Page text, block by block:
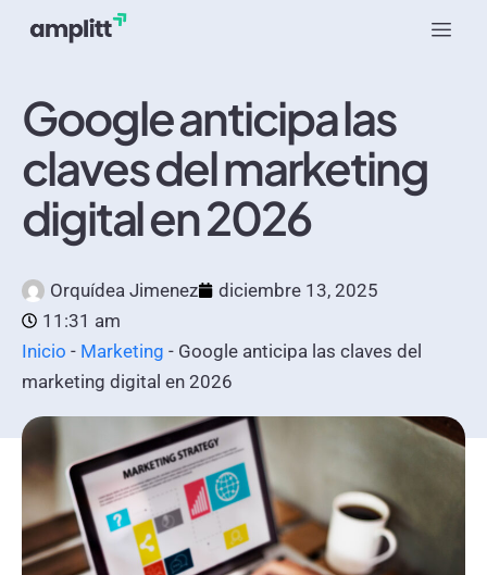
Google anticipa las
claves del marketing
digital en 2026
Orquídea Jimenez
diciembre 13, 2025
11:31 am
Inicio - Marketing - Google anticipa las claves del
marketing digital en 2026